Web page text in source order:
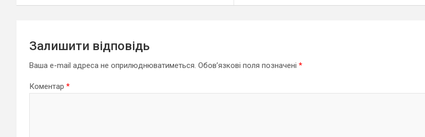
Залишити відповідь
Ваша e-mail адреса не оприлюднюватиметься. Обов’язкові поля позначені *
Коментар *